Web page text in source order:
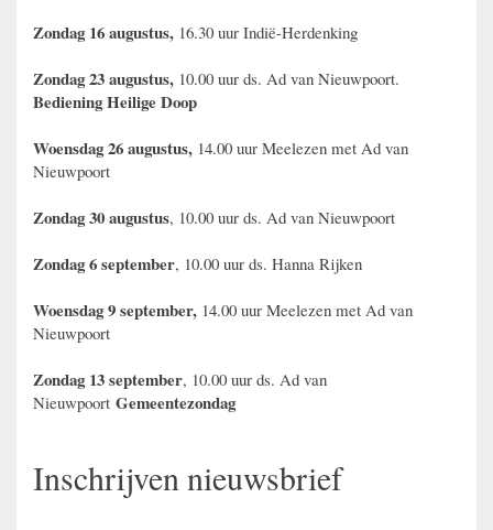
Zondag 16 augustus, 16.30 uur Indië-Herdenking
Zondag 23 augustus, 10.00 uur ds. Ad van Nieuwpoort.
Bediening Heilige Doop
Woensdag 26 augustus, 14.00 uur Meelezen met Ad van
Nieuwpoort
Zondag 30 augustus, 10.00 uur ds. Ad van Nieuwpoort
Zondag 6 september, 10.00 uur ds. Hanna Rijken
Woensdag 9 september, 14.00 uur Meelezen met Ad van
Nieuwpoort
Zondag 13 september, 10.00 uur ds. Ad van
Nieuwpoort Gemeentezondag
Inschrijven nieuwsbrief